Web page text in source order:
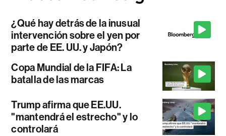
¿Qué hay detrás de la inusual
intervención sobre el yen por
parte de EE. UU. y Japón?
Copa Mundial de la FIFA: La
batalla de las marcas
Trump afirma que EE.UU.
"mantendrá el estrecho" y lo
controlará